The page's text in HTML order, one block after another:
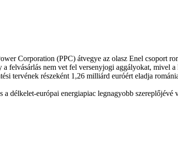
Corporation (PPC) átvegye az olasz Enel csoport
felvásárlás nem vet fel versenyjogi aggályokat, mivel
tervének részeként 1,26 milliárd euróért eladja
délkelet-európai energiapiac legnagyobb szereplőjévé